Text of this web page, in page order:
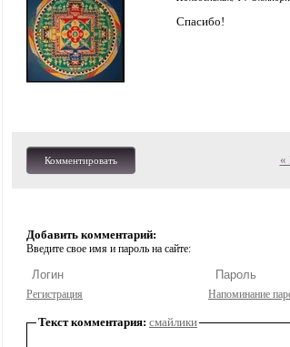
Спасибо!
Комментировать «
Добавить комментарий:
Введите свое имя и пароль на сайте:
Регистрация Напоминание
Текст комментария: смайлики